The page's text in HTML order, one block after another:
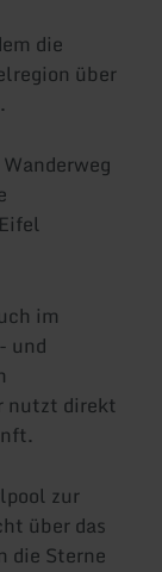
die
über
im
und
nutzt direkt
zur
über das
die Sterne